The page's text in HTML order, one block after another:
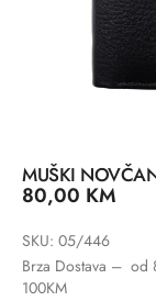
MUŠKI
80,00 KM
SKU: 05/446
Brza Dostava – od
100KM